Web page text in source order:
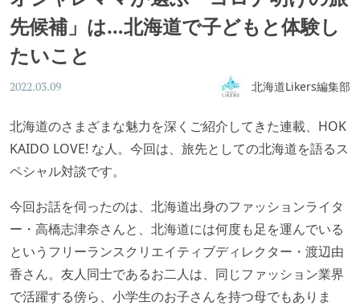
先候補」は…北海道で子どもと体験し
たいこと
2022.03.09 北海道Likers編集部
北海道のさまざまな魅力を深くご紹介してきた連載、HOK
KAIDO LOVE! な人。今回は、旅先としての北海道を語るス
ペシャル対談です。
今回お話を伺ったのは、北海道出身のファッションライタ
ー・高橋志津奈さんと、北海道には何度も足を運んでいる
というフリーランスクリエイティブディレクター・渡辺由
香さん。友人同士であるお二人は、同じファッション業界
で活躍する傍ら、小学生のお子さんを持つ母でもありま